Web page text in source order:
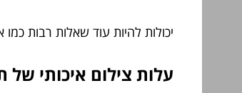
יכולות להיות עוד שאלות רבות
עלות צילום איכותי של